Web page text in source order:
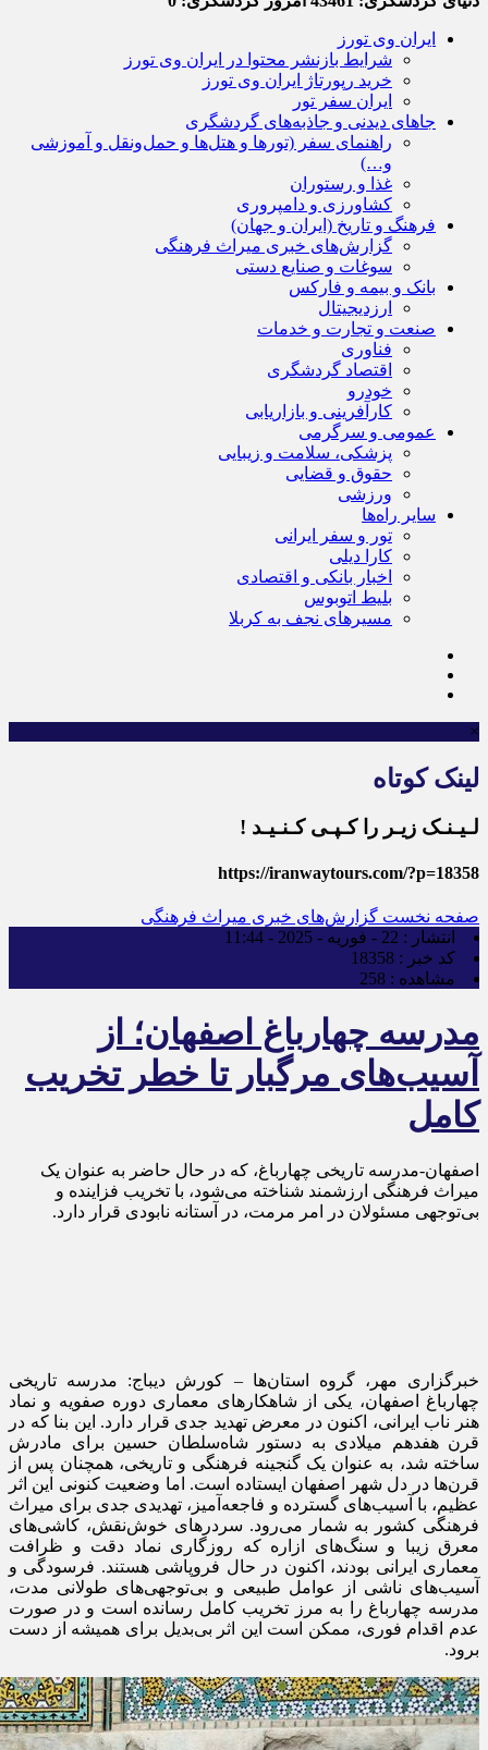
ایران وی تورز
شرایط بازنشر محتوا در ایران وی تورز
خرید رپورتاژ ایران وی تورز
ایران سفر تور
جاهای دیدنی و جاذبه‌های گردشگری
راهنمای سفر (تورها و هتل‌ها و حمل‌و‌نقل و آموزشی
و…)
غذا و رستوران
کشاورزی و دامپروری
فرهنگ و تاریخ (ایران و جهان)
گزارش‌های خبری میراث فرهنگی
سوغات و صنایع دستی
بانک و بیمه و فارکس
ارزدیجیتال
صنعت و تجارت و خدمات
فناوری
اقتصاد گردشگری
خودرو
کارآفرینی و بازاریابی
عمومی و سرگرمی
پزشکی، سلامت و زیبایی
حقوق و قضایی
ورزشی
سایر راه‌ها
تور و سفر ایرانی
کارا دیلی
اخبار بانکی و اقتصادی
بلیط اتوبوس
مسیرهای نجف به کربلا
×
لینک کوتاه
لـیـنـک زیـر را کـپـی کـنـیـد !
https://iranwaytours.com/?p=18358
صفحه نخست گزارش‌های خبری میراث فرهنگی
انتشار : 22 - فوریه - 2025 - 11:44
کد خبر : 18358
مشاهده : 258
مدرسه چهارباغ اصفهان؛ از
آسیب‌های مرگبار تا خطر تخریب
کامل
اصفهان-مدرسه تاریخی چهارباغ، که در حال حاضر به عنوان یک
میراث فرهنگی ارزشمند شناخته می‌شود، با تخریب فزاینده و
بی‌توجهی مسئولان در امر مرمت، در آستانه نابودی قرار دارد.
خبرگزاری مهر، گروه استان‌ها – کورش دیباج: مدرسه تاریخی
چهارباغ اصفهان، یکی از شاهکارهای معماری دوره صفویه و نماد
هنر ناب ایرانی، اکنون در معرض تهدید جدی قرار دارد. این بنا که در
قرن هفدهم میلادی به دستور شاه‌سلطان حسین برای مادرش
ساخته شد، به عنوان یک گنجینه فرهنگی و تاریخی، همچنان پس از
قرن‌ها در دل شهر اصفهان ایستاده است. اما وضعیت کنونی این اثر
عظیم، با آسیب‌های گسترده و فاجعه‌آمیز، تهدیدی جدی برای میراث
فرهنگی کشور به شمار می‌رود. سردرهای خوش‌نقش، کاشی‌های
معرق زیبا و سنگ‌های
ازاره که روزگاری نماد دقت و ظرافت
معماری ایرانی بودند، اکنون در حال فروپاشی هستند. فرسودگی و
آسیب‌های ناشی از عوامل طبیعی و بی‌توجهی‌های طولانی مدت،
مدرسه چهارباغ را به مرز تخریب کامل رسانده است و در صورت
عدم اقدام فوری، ممکن است این اثر بی‌بدیل برای همیشه از دست
برود.